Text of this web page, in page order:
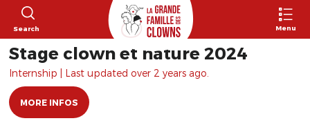
Search Menu
Stage clown et nature 2024
Internship | Last updated over 2 years ago.
MORE INFOS